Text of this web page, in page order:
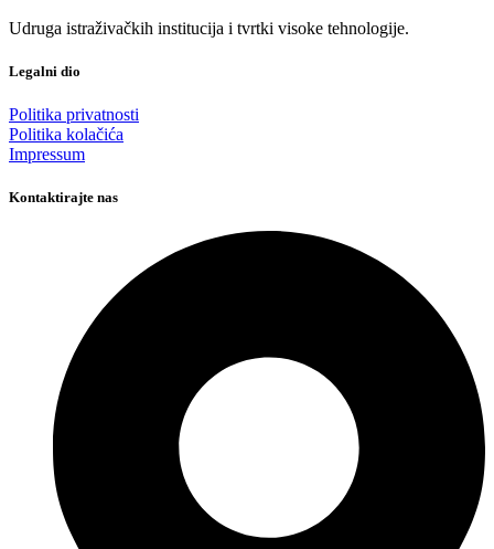
Udruga istraživačkih institucija i tvrtki visoke tehnologije.
Legalni dio
Politika privatnosti
Politika kolačića
Impressum
Kontaktirajte nas